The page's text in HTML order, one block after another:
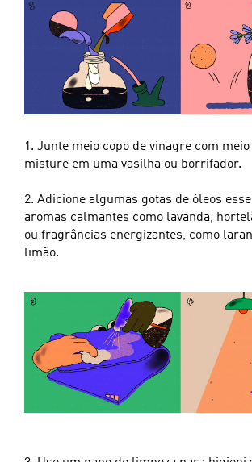
1. Junte meio copo de vinagre com
misture em uma vasilha ou borrifador.
2. Adicione algumas gotas de óleos
aromas calmantes como lavanda,
ou fragrâncias energizantes, como
limão.